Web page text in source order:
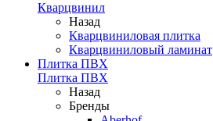
Кварцвинил
Назад
Кварцвиниловая плитка
Кварцвиниловый ламинат
Плитка ПВХ
Плитка ПВХ
Назад
Бренды